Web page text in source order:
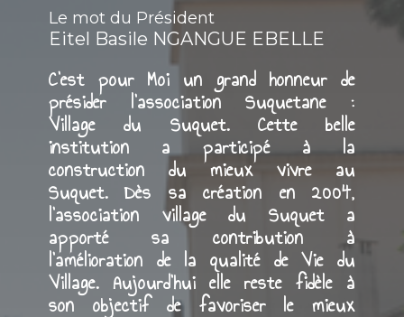
Le mot du Président
Eitel Basile NGANGUE EBELLE
C’est pour Moi un grand honneur de
présider l’association Suquetane :
Village du Suquet. Cette belle
institution a participé à la
construction du mieux vivre au
Suquet. Dès sa création en 2004,
l’association village du Suquet a
apporté sa contribution à